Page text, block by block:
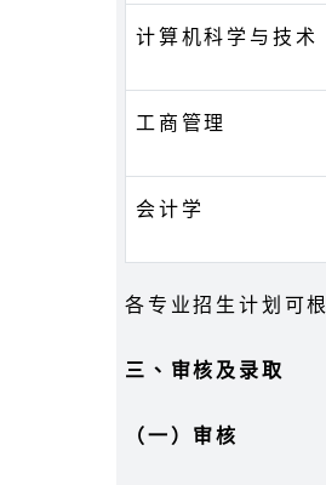
计算机科学与技术
工商管理
会计学
各专业招生计划可
三、审核及录取
（一）审核